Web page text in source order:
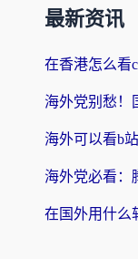
最新资讯